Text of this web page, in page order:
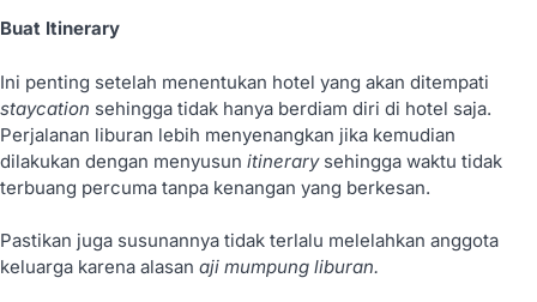
Buat Itinerary
Ini penting setelah menentukan hotel yang akan ditempati
staycation sehingga tidak hanya berdiam diri di hotel saja.
Perjalanan liburan lebih menyenangkan jika kemudian
dilakukan dengan menyusun itinerary sehingga waktu tidak
terbuang percuma tanpa kenangan yang berkesan.
Pastikan juga susunannya tidak terlalu melelahkan anggota
keluarga karena alasan aji mumpung liburan.